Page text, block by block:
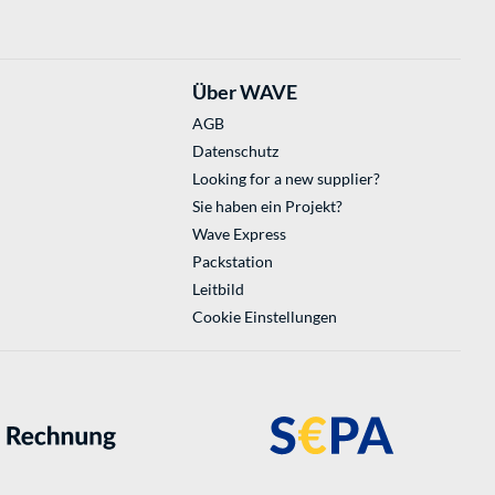
Über WAVE
AGB
Datenschutz
Looking for a new supplier?
Sie haben ein Projekt?
Wave Express
Packstation
Leitbild
Cookie Einstellungen